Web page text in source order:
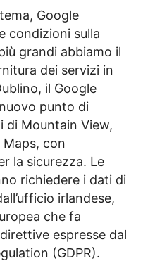
Google
condizioni sulla
grandi abbiamo il
dei servizi in
il Google
punto di
Mountain View,
Maps, con
la sicurezza. Le
richiedere i dati di
irlandese,
che fa
espresse dal
(GDPR).